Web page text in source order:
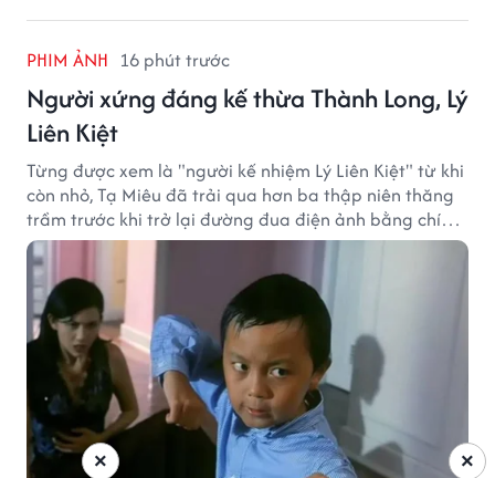
PHIM ẢNH 16 phút trước
Người xứng đáng kế thừa Thành Long, Lý
Liên Kiệt
Từng được xem là "người kế nhiệm Lý Liên Kiệt" từ khi
còn nhỏ, Tạ Miêu đã trải qua hơn ba thập niên thăng
trầm trước khi trở lại đường đua điện ảnh bằng chính
sở trường võ thuật.
×
×